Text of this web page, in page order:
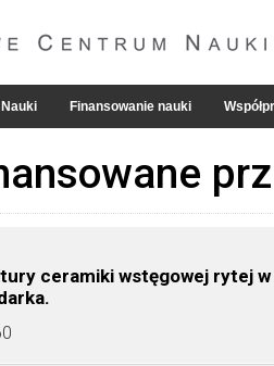
Finansowanie nauki
ceramiki wstęgowej rytej